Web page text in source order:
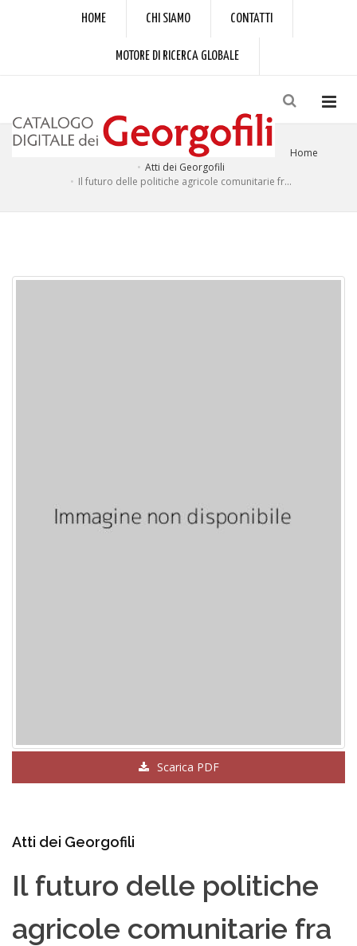
HOME CHI SIAMO CONTATTI
MOTORE DI RICERCA GLOBALE
Home
Atti dei Georgofili
Il futuro delle politiche agricole comunitarie fr...
Scarica PDF
Atti dei Georgofili
Il futuro delle politiche
agricole comunitarie fra